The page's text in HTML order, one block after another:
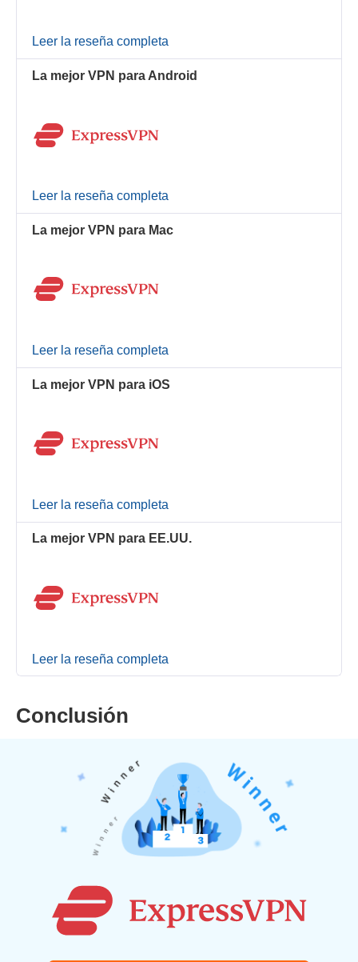
Leer la reseña completa
La mejor VPN para Android
Leer la reseña completa
La mejor VPN para Mac
Leer la reseña completa
La mejor VPN para iOS
Leer la reseña completa
La mejor VPN para EE.UU.
Leer la reseña completa
Conclusión